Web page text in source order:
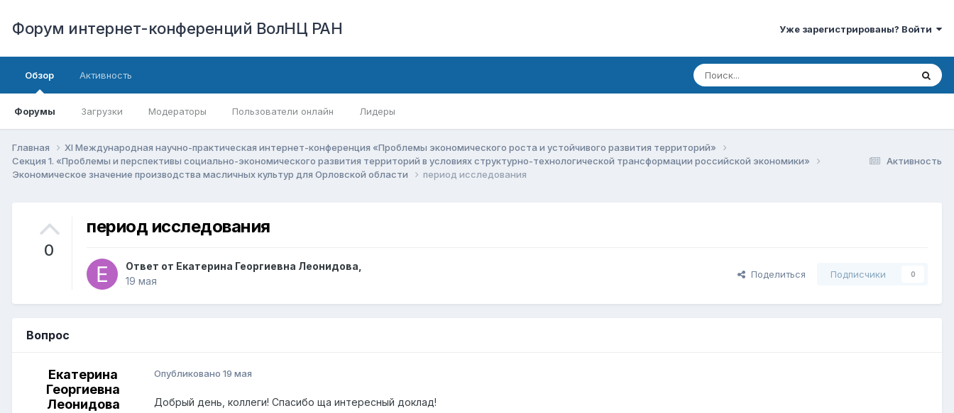
Форум интернет-конференций ВолНЦ РАН Уже зарегистрированы? Войти
Обзор
Форумы Загрузки Модераторы Пользователи онлайн Лидеры
Активность
Активность
Главная
XI Международная научно-практическая интернет-конференция «Проблемы экономического роста и устойчивого развития территорий»
Секция 1. «Проблемы и перспективы социально-экономического развития территорий в условиях структурно-технологической трансформации российской экономики»
Экономическое значение производства масличных культур для Орловской области
период исследования
0
период исследования
Ответ от Екатерина Георгиевна Леонидова
19 мая
Поделиться Подписчики 0
Вопрос
Екатерина
Георгиевна
Леонидова
Опубликовано 19 мая
Добрый день, коллеги! Спасибо ща интересный доклад!